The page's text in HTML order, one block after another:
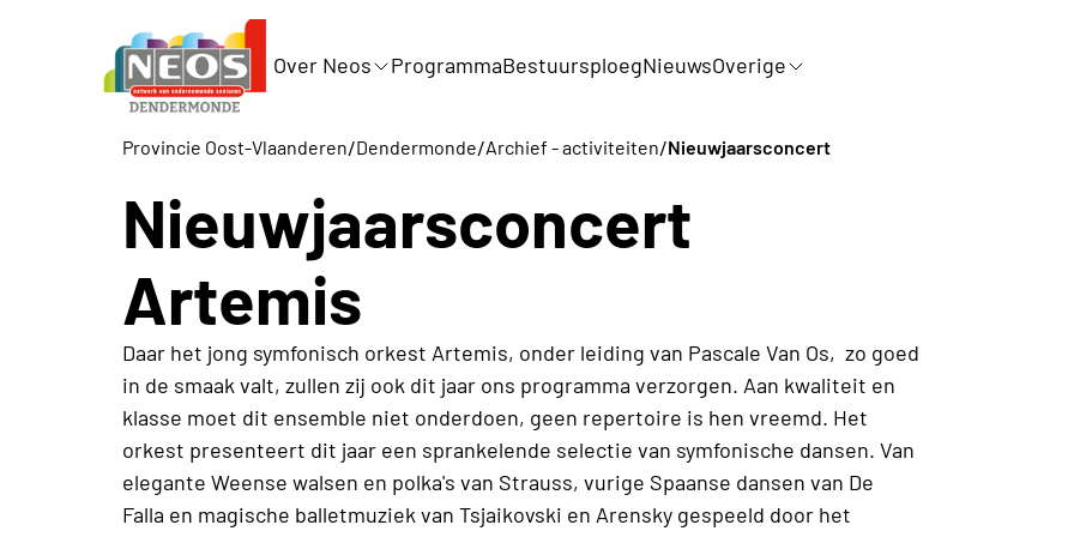
Over Neos ProgrammaBestuursploegNieuwsOverige
Provincie Oost-Vlaanderen/Dendermonde/Archief - activiteiten/Nieuwjaarsconcert
Nieuwjaarsconcert
Artemis
Daar het jong symfonisch orkest Artemis, onder leiding van Pascale Van Os, zo goed
in de smaak valt, zullen zij ook dit jaar ons programma verzorgen. Aan kwaliteit en
klasse moet dit ensemble niet onderdoen, geen repertoire is hen vreemd. Het
orkest presenteert dit jaar een sprankelende selectie van symfonische dansen. Van
elegante Weense walsen en polka's van Strauss, vurige Spaanse dansen van De
Falla en magische balletmuziek van Tsjaikovski en Arensky gespeeld door het